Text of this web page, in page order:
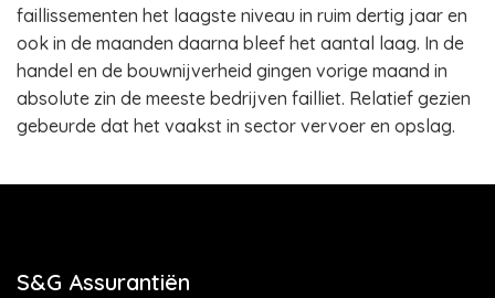
faillissementen het laagste niveau in ruim dertig jaar en
ook in de maanden daarna bleef het aantal laag. In de
handel en de bouwnijverheid gingen vorige maand in
absolute zin de meeste bedrijven failliet. Relatief gezien
gebeurde dat het vaakst in sector vervoer en opslag.
S&G Assurantiën